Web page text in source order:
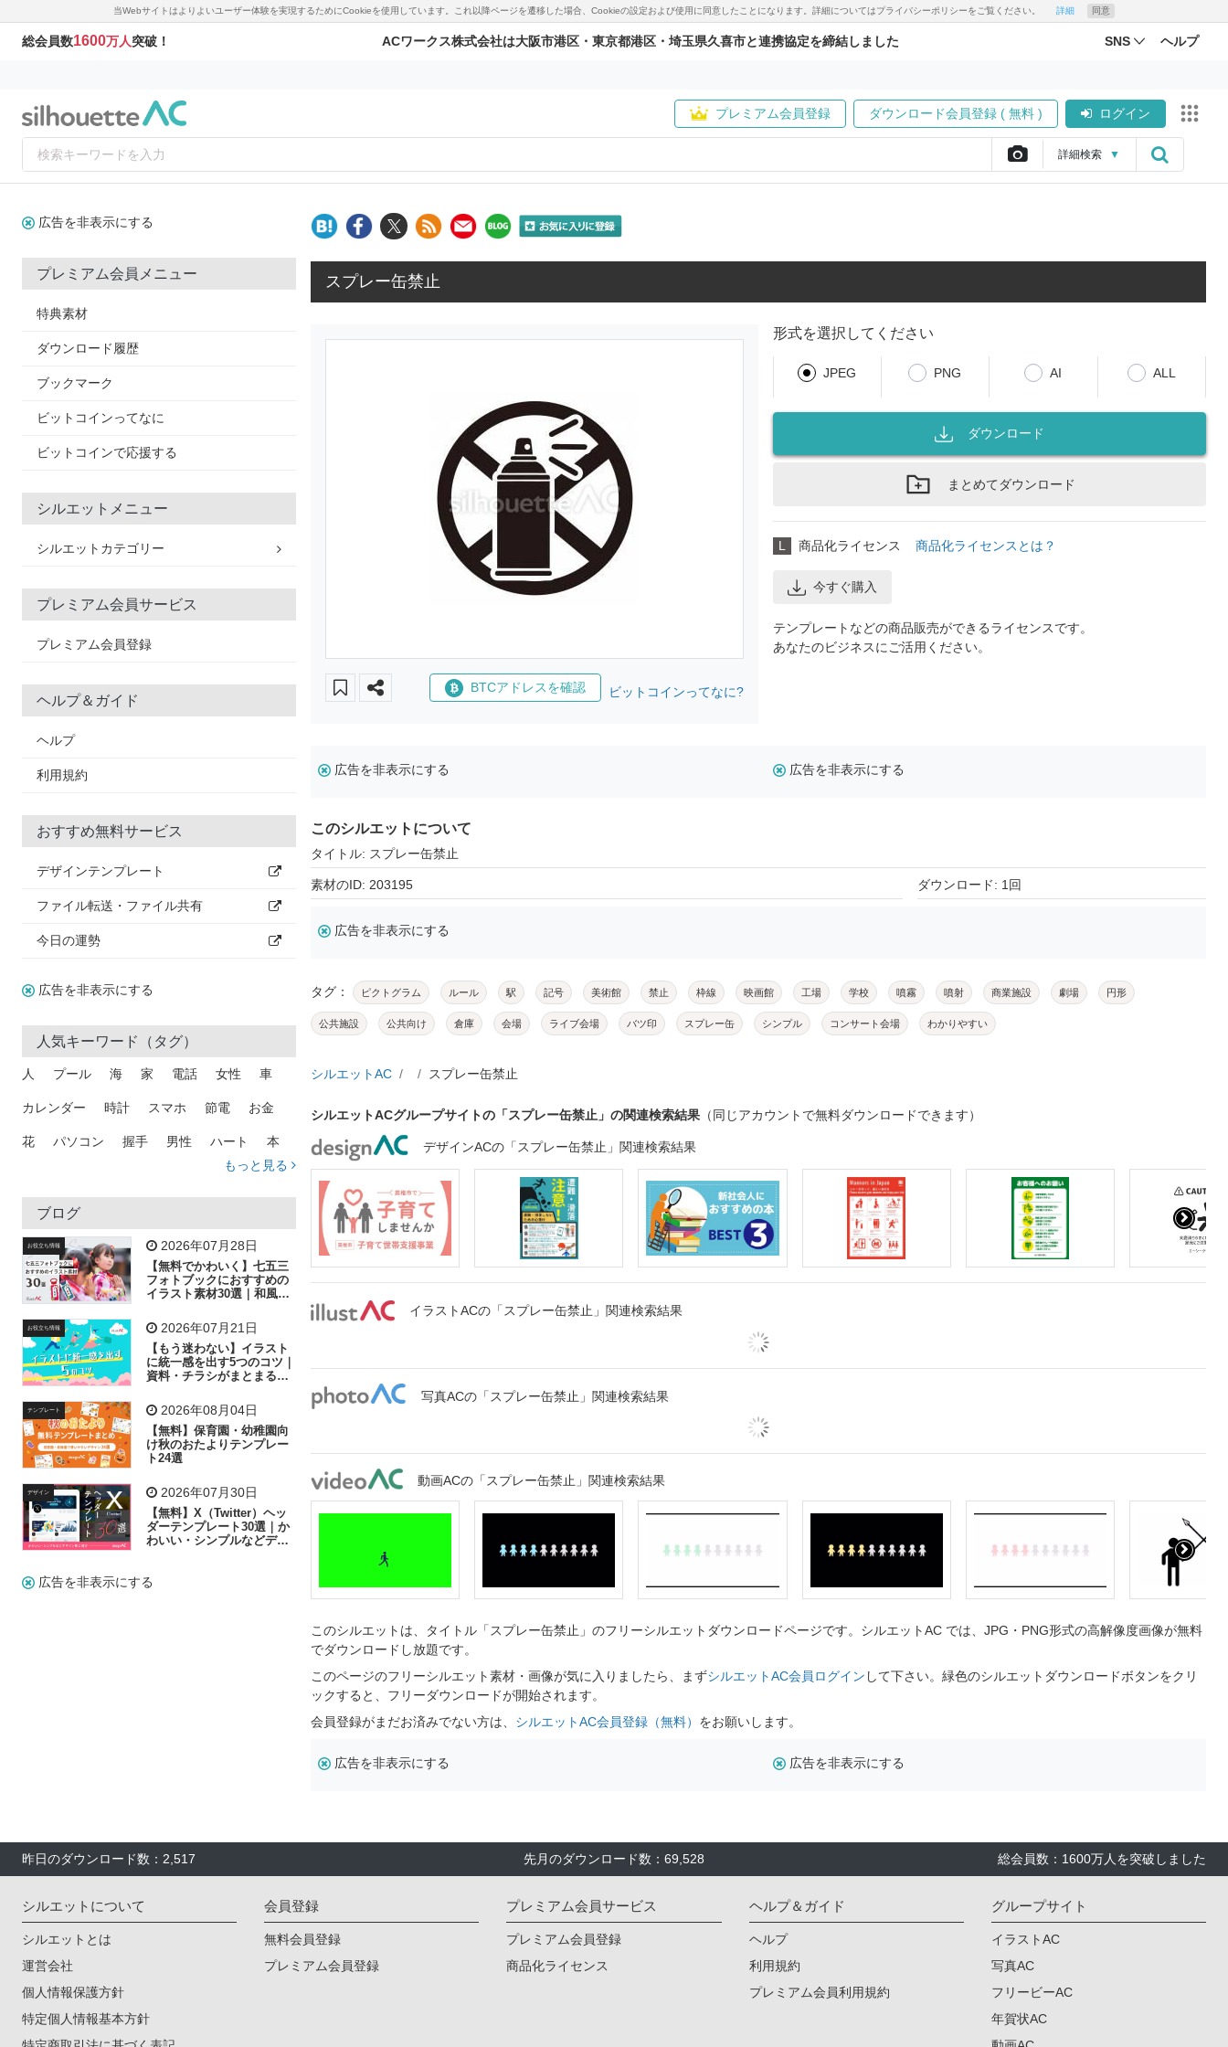
当Webサイトはよりよいユーザー体験を実現するためにCookieを使用しています。これ以降ページを遷移した場合、Cookieの設定および使用に同意したことになります。詳細についてはプライバシーポリシーをご覧ください。 詳細 同意
総会員数1600万人突破！ ACワークス株式会社は大阪市港区・東京都港区・埼玉県久喜市と連携協定を締結しました SNS ヘルプ
プレミアム会員登録 ダウンロード会員登録 ( 無料 ) ログイン
詳細検索 ▼
広告を非表示にする
プレミアム会員メニュー
特典素材
ダウンロード履歴
ブックマーク
ビットコインってなに
ビットコインで応援する
シルエットメニュー
シルエットカテゴリー
プレミアム会員サービス
プレミアム会員登録
ヘルプ＆ガイド
ヘルプ
利用規約
おすすめ無料サービス
デザインテンプレート
ファイル転送・ファイル共有
今日の運勢
広告を非表示にする
人気キーワード（タグ）
人 プール 海 家 電話 女性 車
カレンダー 時計 スマホ 節電 お金
花 パソコン 握手 男性 ハート 本
トラック 木
吹き出し
飛行機 グラフ ビル 魚 家族 書類
歩く 工場 会社 太陽 キラキラ
子供 作業員 相談 ピクトグラム
もっと見る
ブログ
お役立ち情報 2026年07月28日
【無料でかわいく】七五三
フォトブックにおすすめの
イラスト素材30選｜和風の
お役立ち情報 2026年07月21日
【もう迷わない】イラスト
に統一感を出す5つのコツ｜
資料・チラシがまとまるフ
テンプレート 2026年08月04日
【無料】保育園・幼稚園向
け秋のおたよりテンプレー
ト24選
デザイン 2026年07月30日
【無料】X（Twitter）ヘッ
ダーテンプレート30選｜か
わいい・シンプルなどデザ
広告を非表示にする
スプレー缶禁止
BTCアドレスを確認 ビットコインってなに?
形式を選択してください
JPEG PNG AI ALL
ダウンロード
まとめてダウンロード
L 商品化ライセンス 商品化ライセンスとは？
今すぐ購入
テンプレートなどの商品販売ができるライセンスです。
あなたのビジネスにご活用ください。
広告を非表示にする 広告を非表示にする
このシルエットについて
タイトル: スプレー缶禁止
素材のID: 203195 ダウンロード: 1回
広告を非表示にする
タグ： ピクトグラム ルール 駅 記号 美術館 禁止 枠線 映画館 工場 学校 噴霧 噴射 商業施設 劇場 円形
公共施設 公共向け 倉庫 会場 ライブ会場 バツ印 スプレー缶 シンプル コンサート会場 わかりやすい
シルエットAC スプレー缶禁止
シルエットACグループサイトの「スプレー缶禁止」の関連検索結果 （同じアカウントで無料ダウンロードできます）
デザインACの「スプレー缶禁止」関連検索結果
イラストACの「スプレー缶禁止」関連検索結果
写真ACの「スプレー缶禁止」関連検索結果
動画ACの「スプレー缶禁止」関連検索結果
このシルエットは、タイトル「スプレー缶禁止」のフリーシルエットダウンロードページです。シルエットAC では、JPG・PNG形式の高解像度画像が無料
でダウンロードし放題です。
このページのフリーシルエット素材・画像が気に入りましたら、まずシルエットAC会員ログイン して下さい。緑色のシルエットダウンロードボタンをクリ
ックすると、フリーダウンロードが開始されます。
会員登録がまだお済みでない方は、 シルエットAC会員登録（無料） をお願いします。
広告を非表示にする 広告を非表示にする
昨日のダウンロード数：2,517 先月のダウンロード数：69,528 総会員数：1600万人を突破しました
シルエットについて
シルエットとは
運営会社
個人情報保護方針
特定個人情報基本方針
会員登録
無料会員登録
プレミアム会員登録
プレミアム会員サービス
プレミアム会員登録
商品化ライセンス
ヘルプ＆ガイド
ヘルプ
利用規約
プレミアム会員利用規約
グループサイト
イラストAC
写真AC
フリービーAC
年賀状AC